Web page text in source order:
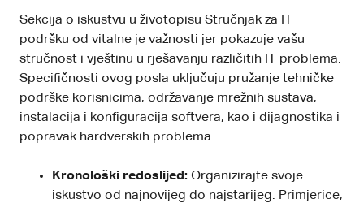
Sekcija o iskustvu u životopisu Stručnjak za IT
podršku od vitalne je važnosti jer pokazuje vašu
stručnost i vještinu u rješavanju različitih IT problema.
Specifičnosti ovog posla uključuju pružanje tehničke
podrške korisnicima, održavanje mrežnih sustava,
instalacija i konfiguracija softvera, kao i dijagnostika i
popravak hardverskih problema.
Kronološki redoslijed: Organizirajte svoje
iskustvo od najnovijeg do najstarijeg. Primjerice,